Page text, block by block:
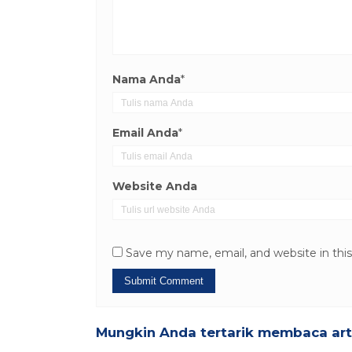
Nama Anda*
Email Anda*
Website Anda
Save my name, email, and website in
Mungkin Anda tertarik membaca